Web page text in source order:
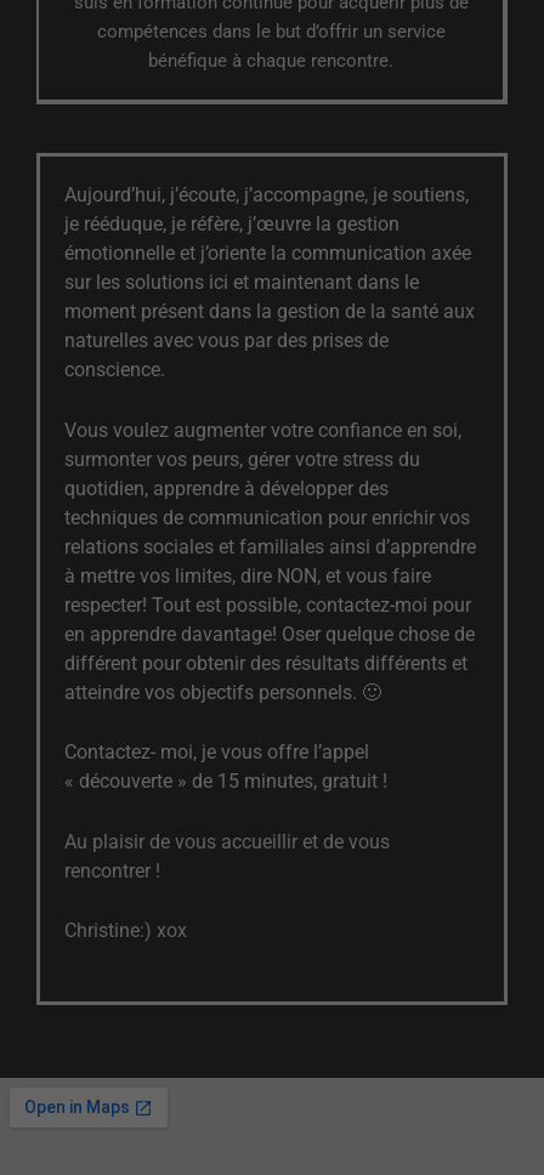
compétences dans le but d’offrir un service
bénéfique à chaque rencontre.
Aujourd’hui, j’écoute, j’accompagne, je soutiens,
je rééduque, je réfère, j’œuvre la gestion
émotionnelle et j’oriente la communication axée
sur les solutions ici et maintenant dans le
moment présent dans la gestion de la santé aux
naturelles avec vous par des prises de
conscience.
Vous voulez augmenter votre confiance en soi,
surmonter vos peurs, gérer votre stress du
quotidien, apprendre à développer des
techniques de communication pour enrichir vos
relations sociales et familiales ainsi d’apprendre
à mettre vos limites, dire NON, et vous faire
respecter! Tout est possible, contactez-moi pour
en apprendre davantage! Oser quelque chose de
différent pour obtenir des résultats différents et
atteindre vos objectifs personnels. 🙂
Contactez- moi, je vous offre l’appel
« découverte » de 15 minutes, gratuit !
Au plaisir de vous accueillir et de vous
rencontrer !
Christine:) xox